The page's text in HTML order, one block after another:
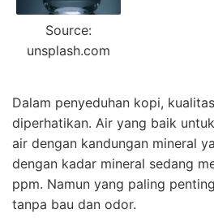
Source:
unsplash.com
Dalam penyeduhan kopi,
diperhatikan. Air yang baik
air dengan kandungan mineral
dengan kadar mineral sedang
ppm. Namun yang paling
tanpa bau dan odor.